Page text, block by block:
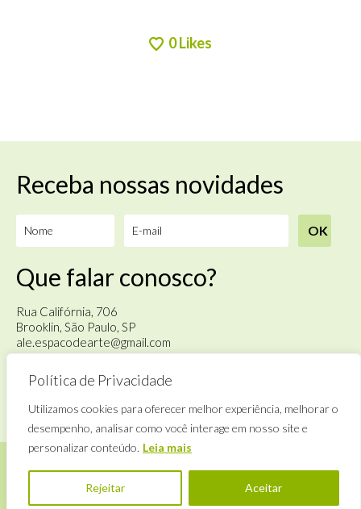
Política de Privacidade
Utilizamos cookies para oferecer melhor experiência, melhorar o
desempenho, analisar como você interage em nosso site e
personalizar conteúdo. Leia mais
Rejeitar Aceitar
0Likes
Receba nossas novidades
Que falar conosco?
Rua Califórnia, 706
Brooklin, São Paulo, SP
ale.espacodearte@gmail.com
Terça à sábado
©Alê Espaço de Arte Zwei Arts.